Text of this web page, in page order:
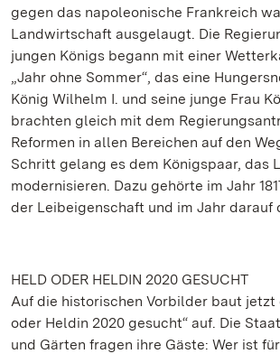
gegen das napoleonische Frankreich
Landwirtschaft ausgelaugt. Die
jungen Königs begann mit einer
„Jahr ohne Sommer“, das eine
König Wilhelm I. und seine junge Frau
brachten gleich mit dem
Reformen in allen Bereichen auf den
Schritt gelang es dem Königspaar, das
modernisieren. Dazu gehörte im Jahr
der Leibeigenschaft und im Jahr darauf
HELD ODER HELDIN 2020 GESUCHT
Auf die historischen Vorbilder baut jetzt
oder Heldin 2020 gesucht“ auf. Die
und Gärten fragen ihre Gäste: Wer ist